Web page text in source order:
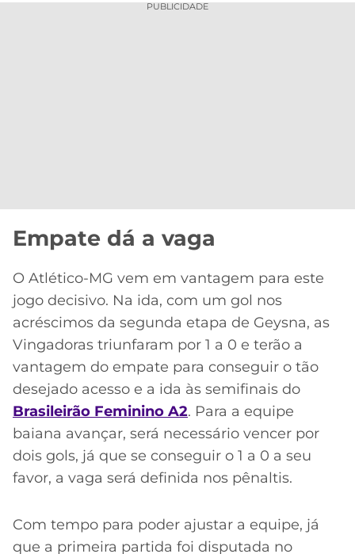
PUBLICIDADE
Empate dá a vaga
O Atlético-MG vem em vantagem para este
jogo decisivo. Na ida, com um gol nos
acréscimos da segunda etapa de Geysna, as
Vingadoras triunfaram por 1 a 0 e terão a
vantagem do empate para conseguir o tão
desejado acesso e a ida às semifinais do
Brasileirão Feminino A2. Para a equipe
baiana avançar, será necessário vencer por
dois gols, já que se conseguir o 1 a 0 a seu
favor, a vaga será definida nos pênaltis.
Com tempo para poder ajustar a equipe, já
que a primeira partida foi disputada no